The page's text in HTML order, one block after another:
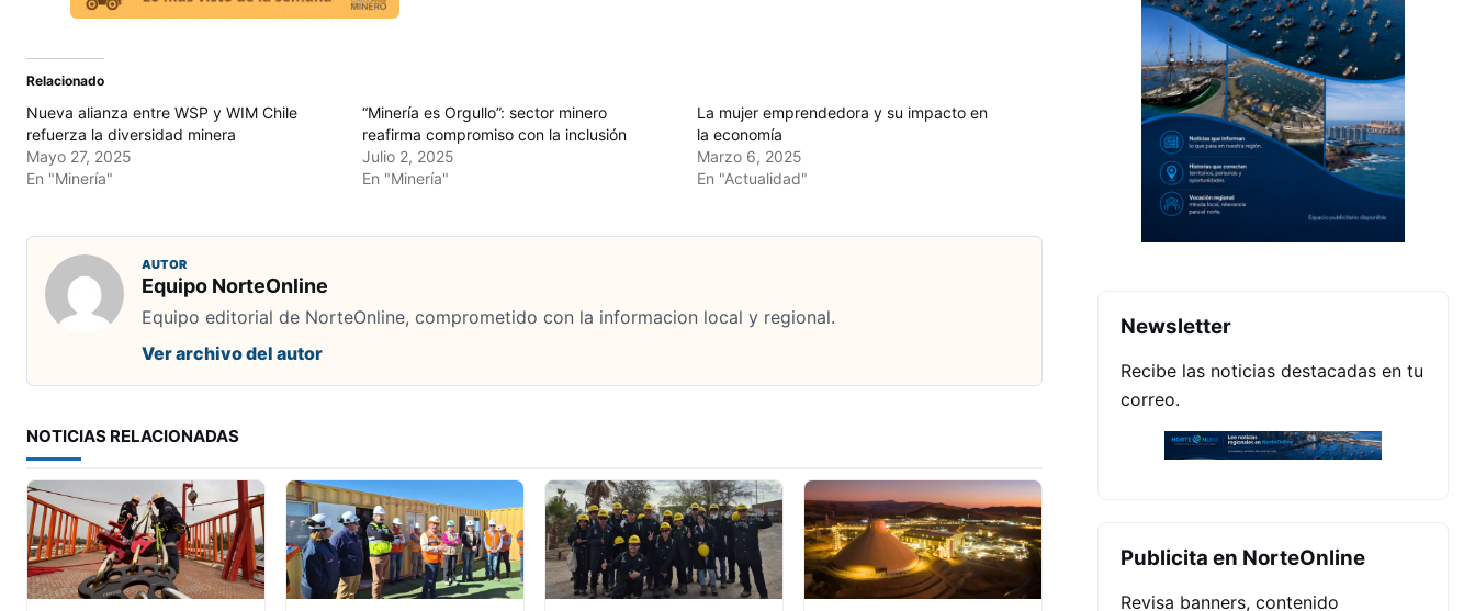
Relacionado
Nueva alianza entre WSP y WIM Chile
refuerza la diversidad minera
Mayo 27, 2025
En "Minería"
“Minería es Orgullo”: sector minero
reafirma compromiso con la inclusión
Julio 2, 2025
En "Minería"
La mujer emprendedora y su impacto en
la economía
Marzo 6, 2025
En "Actualidad"
AUTOR
Equipo NorteOnline
Equipo editorial de NorteOnline, comprometido con la informacion local y regional.
Ver archivo del autor
NOTICIAS RELACIONADAS
Newsletter
Recibe las noticias destacadas en tu
correo.
Publicita en NorteOnline
Revisa banners, contenido